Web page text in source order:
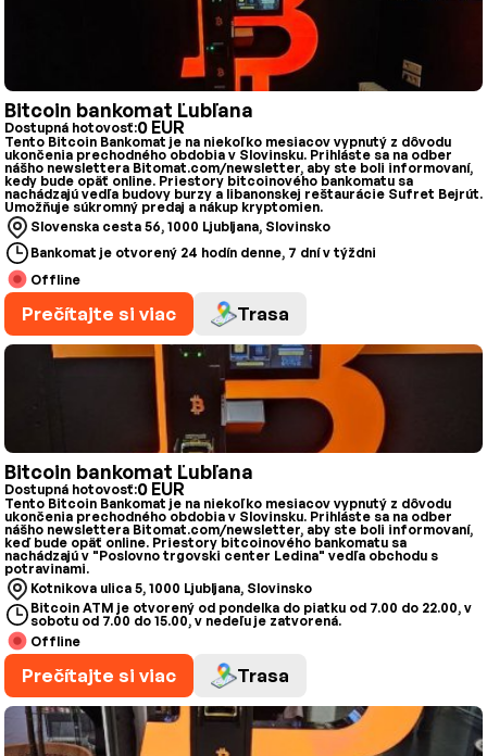
Bitcoin bankomat Ľubľana
Dostupná hotovosť:0 EUR
Tento Bitcoin Bankomat je na niekoľko mesiacov vypnutý z dôvodu
ukončenia prechodného obdobia v Slovinsku. Prihláste sa na odber
nášho newslettera Bitomat.com/newsletter, aby ste boli informovaní,
kedy bude opäť online. Priestory bitcoinového bankomatu sa
nachádzajú vedľa budovy burzy a libanonskej reštaurácie Sufret Bejrút.
Umožňuje súkromný predaj a nákup kryptomien.
Slovenska cesta 56, 1000 Ljubljana, Slovinsko
Bankomat je otvorený 24 hodín denne, 7 dní v týždni
Offline
Prečítajte si viac Trasa
Bitcoin bankomat Ľubľana
Dostupná hotovosť:0 EUR
Tento Bitcoin Bankomat je na niekoľko mesiacov vypnutý z dôvodu
ukončenia prechodného obdobia v Slovinsku. Prihláste sa na odber
nášho newslettera Bitomat.com/newsletter, aby ste boli informovaní,
keď bude opäť online. Priestory bitcoinového bankomatu sa
nachádzajú v "Poslovno trgovski center Ledina" vedľa obchodu s
potravinami.
Kotnikova ulica 5, 1000 Ljubljana, Slovinsko
Bitcoin ATM je otvorený od pondelka do piatku od 7.00 do 22.00, v
sobotu od 7.00 do 15.00, v nedeľu je zatvorená.
Offline
Prečítajte si viac Trasa